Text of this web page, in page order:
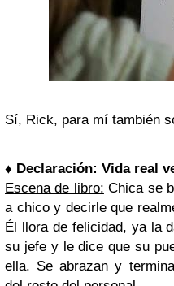
Sí, Rick, para mí también
♦ Declaración: Vida real
Escena de libro: Chica se
a chico y decirle que
Él llora de felicidad, ya la
su jefe y le dice que su
ella. Se abrazan y